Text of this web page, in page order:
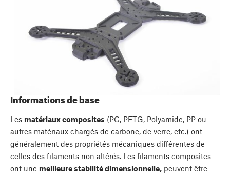
Informations de base
Les matériaux composites (PC, PETG, Polyamide, PP ou
autres matériaux chargés de carbone, de verre, etc.) ont
généralement des propriétés mécaniques différentes de
celles des filaments non altérés. Les filaments composites
ont une meilleure stabilité dimensionnelle, peuvent être